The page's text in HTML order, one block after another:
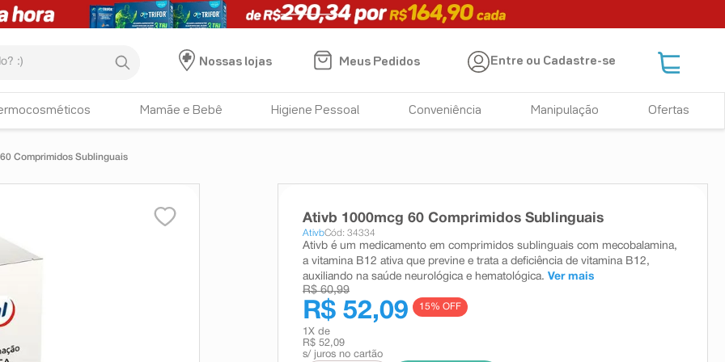
Nossas lojas
Meus Pedidos Entre ou Cadastre-se
Mamãe e Bebê Higiene Pessoal Conveniência Manipulação Ofertas
Comprimidos Sublinguais
Ativb 1000mcg 60 Comprimidos Sublinguais
AtivbCód: 34334
Ativb é um medicamento em comprimidos sublinguais com mecobalamina,
a vitamina B12 ativa que previne e trata a deficiência de vitamina B12,
auxiliando na saúde neurológica e hematológica. Ver mais
R$ 60,99
R$ 52,09 15% OFF
1 X de
R$ 52,09
s/ juros no cartão